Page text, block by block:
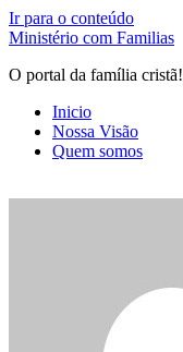
Ir para o conteúdo
Ministério com Familias
O portal da família cristã!
Inicio
Nossa Visão
Quem somos